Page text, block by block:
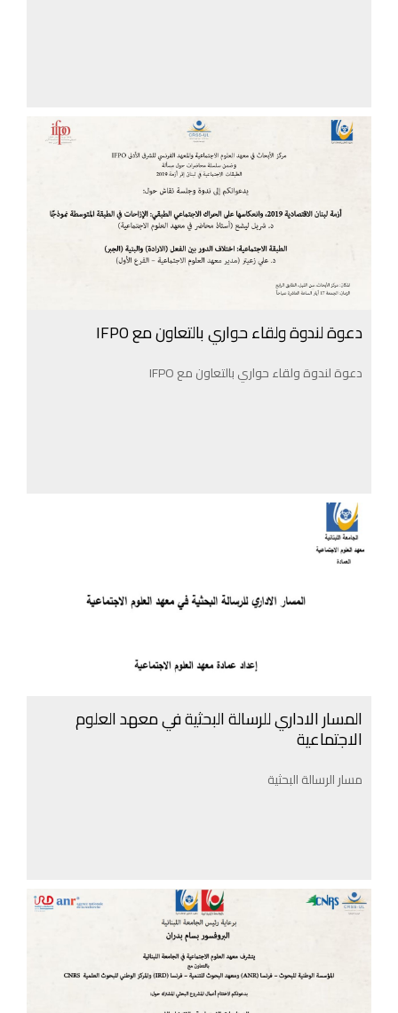
دعوة لندوة ولقاء حواري بالتعاون مع IFPO
دعوة لندوة ولقاء حواري بالتعاون مع IFPO
المسار الاداري للرسالة البحثية في معهد العلوم
الاجتماعية
مسار الرسالة البحثية